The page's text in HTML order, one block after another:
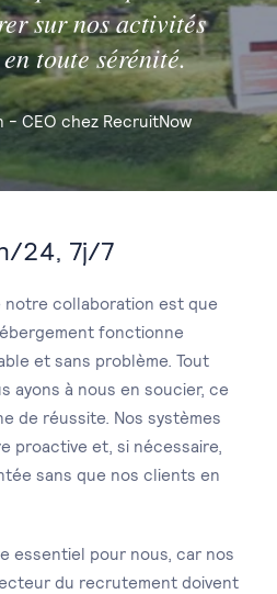
sur nos activités
toute sérénité.
- CEO chez RecruitNow
24, 7j/7
collaboration est que
fonctionne
et sans problème. Tout
ayons à nous en soucier, ce
de réussite. Nos systèmes
proactive et, si nécessaire,
sans que nos clients en
essentiel pour nous, car nos
du recrutement doivent